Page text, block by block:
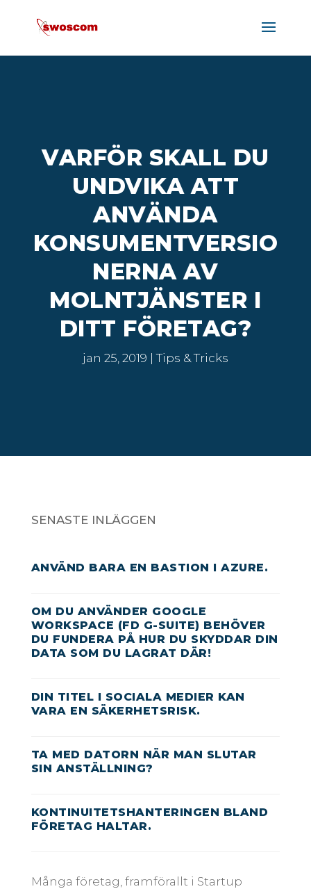
VARFÖR SKALL DU
UNDVIKA ATT
ANVÄNDA
KONSUMENTVERSIO
NERNA AV
MOLNTJÄNSTER I
DITT FÖRETAG?
jan 25, 2019 Tips & Tricks
SENASTE INLÄGGEN
ANVÄND BARA EN BASTION I AZURE.
OM DU ANVÄNDER GOOGLE
WORKSPACE (FD G-SUITE) BEHÖVER
DU FUNDERA PÅ HUR DU SKYDDAR DIN
DATA SOM DU LAGRAT DÄR!
DIN TITEL I SOCIALA MEDIER KAN
VARA EN SÄKERHETSRISK.
TA MED DATORN NÄR MAN SLUTAR
SIN ANSTÄLLNING?
KONTINUITETSHANTERINGEN BLAND
FÖRETAG HALTAR.
Många företag, framförallt i Startup